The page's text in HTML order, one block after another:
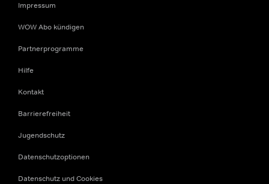
Impressum
WOW Abo kündigen
Partnerprogramme
Hilfe
Kontakt
Barrierefreiheit
Jugendschutz
Datenschutzoptionen
Datenschutz und Cookies